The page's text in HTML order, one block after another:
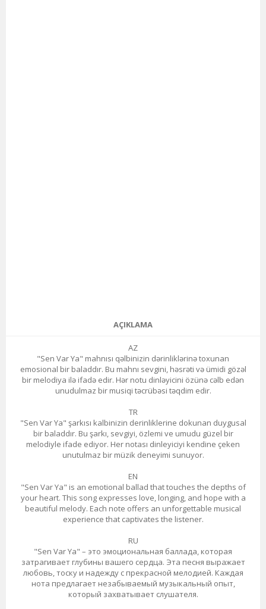
AÇIKLAMA
AZ
"Sen Var Ya" mahnısı qəlbinizin dərinliklərinə toxunan
emosional bir baladdır. Bu mahnı sevgini, həsrəti və ümidi gözəl
bir melodiya ilə ifadə edir. Hər notu dinləyicini özünə cəlb edən
unudulmaz bir musiqi təcrübəsi təqdim edir.
TR
"Sen Var Ya" şarkısı kalbinizin derinliklerine dokunan duygusal
bir baladdır. Bu şarkı, sevgiyi, özlemi ve umudu güzel bir
melodiyle ifade ediyor. Her notası dinleyiciyi kendine çeken
unutulmaz bir müzik deneyimi sunuyor.
EN
"Sen Var Ya" is an emotional ballad that touches the depths of
your heart. This song expresses love, longing, and hope with a
beautiful melody. Each note offers an unforgettable musical
experience that captivates the listener.
RU
"Sen Var Ya" – это эмоциональная баллада, которая
затрагивает глубины вашего сердца. Эта песня выражает
любовь, тоску и надежду с прекрасной мелодией. Каждая
нота предлагает незабываемый музыкальный опыт,
который захватывает слушателя.